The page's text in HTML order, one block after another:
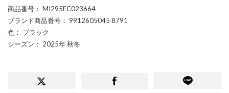
商品番号 ： MI295EC023664
ブランド商品番号 ： 9912605045 8791
色 ： ブラック
シーズン ： 2025年 秋冬